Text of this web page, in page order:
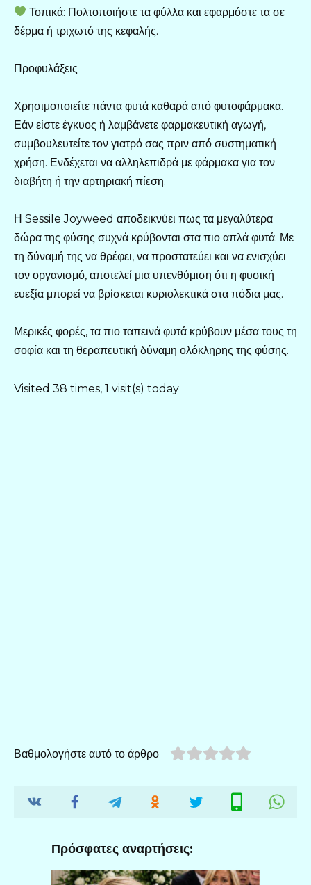
Τοπικά: Πολτοποιήστε τα φύλλα και εφαρμόστε τα σε
δέρμα ή τριχωτό της κεφαλής.
Προφυλάξεις
Χρησιμοποιείτε πάντα φυτά καθαρά από φυτοφάρμακα.
Εάν είστε έγκυος ή λαμβάνετε φαρμακευτική αγωγή,
συμβουλευτείτε τον γιατρό σας πριν από συστηματική
χρήση. Ενδέχεται να αλληλεπιδρά με φάρμακα για τον
διαβήτη ή την αρτηριακή πίεση.
Η Sessile Joyweed αποδεικνύει πως τα μεγαλύτερα
δώρα της φύσης συχνά κρύβονται στα πιο απλά φυτά. Με
τη δύναμή της να θρέφει, να προστατεύει και να ενισχύει
τον οργανισμό, αποτελεί μια υπενθύμιση ότι η φυσική
ευεξία μπορεί να βρίσκεται κυριολεκτικά στα πόδια μας.
Μερικές φορές, τα πιο ταπεινά φυτά κρύβουν μέσα τους τη
σοφία και τη θεραπευτική δύναμη ολόκληρης της φύσης.
Visited 38 times, 1 visit(s) today
Βαθμολογήστε αυτό το άρθρο
Πρόσφατες αναρτήσεις: